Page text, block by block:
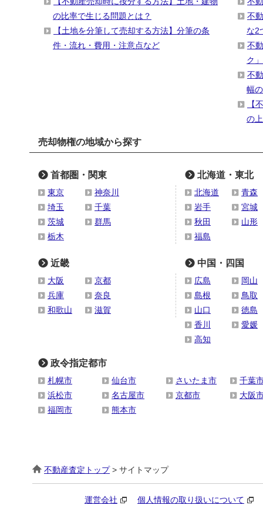
の比率で生じる問題とは？
【土地を分筆して売却する方法】分筆の条
件・流れ・費用・注意点など
不
な2
不
ク
不
幅
【
の
売却物権の地域から探す
首都圏・関東
東京
神奈川
埼玉
千葉
茨城
群馬
栃木
北海道・東北
北海道
青森
岩手
宮城
秋田
山形
福島
近畿
大阪
京都
兵庫
奈良
和歌山
滋賀
中国・四国
広島
岡山
島根
鳥取
山口
徳島
香川
愛媛
高知
政令指定都市
札幌市 仙台市 さいたま市
千葉
浜松市
名古屋市 京都市
大阪
福岡市
熊本市
不動産査定トップ> サイトマップ
運営会社 個人情報の取り扱いについて